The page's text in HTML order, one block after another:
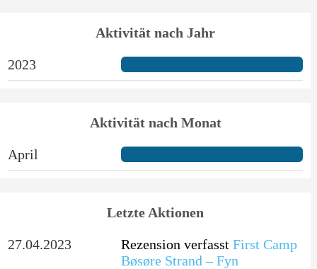
Aktivität nach Jahr
2023
Aktivität nach Monat
April
Letzte Aktionen
27.04.2023 Rezension verfasst First Camp
Bøsøre Strand – Fyn